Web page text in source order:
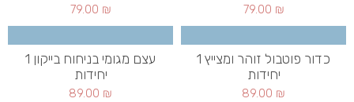
79.00 ₪
79.00 ₪
כדור פוטבול זוהר ומצייץ 1
יחידות
89.00 ₪
עצם מגומי בניחוח בייקון 1
יחידות
89.00 ₪